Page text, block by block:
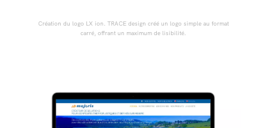
Création du logo LX ion. TRACE design créé un logo simple au format
carré, offrant un maximum de lisibilité.